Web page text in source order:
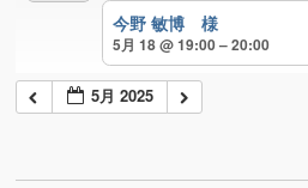
今野 敏博 様
5月 18 @ 19:00 – 20:00
5月 2025